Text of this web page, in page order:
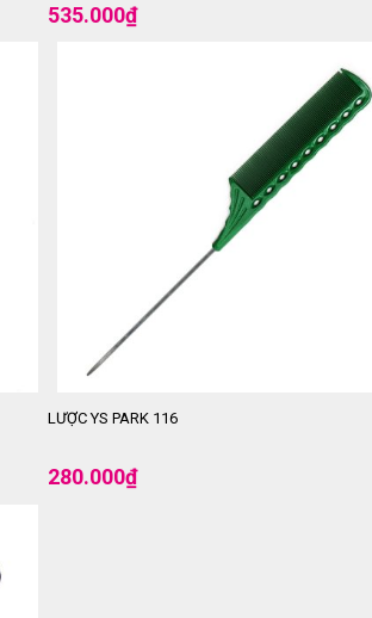
535.000₫
LƯỢC YS PARK 116
280.000₫